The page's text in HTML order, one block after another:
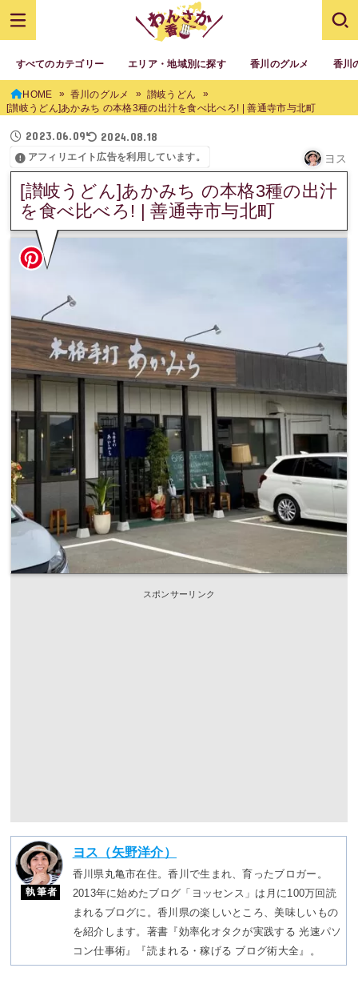
すべてのカテゴリー エリア・地域別に探す 香川のグルメ 香川
HOME 香川のグルメ
讃岐うどん
[讃岐うどん]あかみち の本格3種の出汁を食べ比べろ! | 善通寺市与北町
2023.06.09 2024.08.18
アフィリエイト広告を利用しています。 ヨス
[讃岐うどん]あかみち の本格3種の出汁
を食べ比べろ! | 善通寺市与北町
スポンサーリンク
執筆者
ヨス（矢野洋介）
香川県丸亀市在住。香川で生まれ、育ったブロガー。
2013年に始めたブログ「ヨッセンス」は月に100万回読
まれるブログに。香川県の楽しいところ、美味しいもの
を紹介します。著書『効率化オタクが実践する 光速パソ
コン仕事術』『読まれる・稼げる ブログ術大全』。